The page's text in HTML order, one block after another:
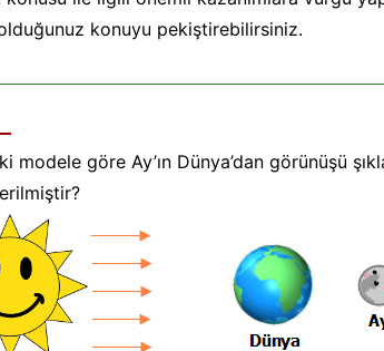
konuyu pekiştirebilirsiniz.
modele göre Ay’ın Dünya’dan görünüşü